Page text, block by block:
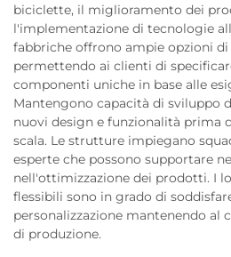
biciclette, il miglioramento dei
l'implementazione di tecnologie
fabbriche offrono ampie opzioni di
permettendo ai clienti di
componenti uniche in base alle
Mantengono capacità di sviluppo
nuovi design e funzionalità prima
scala. Le strutture impiegano
esperte che possono supportare
nell'ottimizzazione dei prodotti. I
flessibili sono in grado di
personalizzazione mantenendo al
di produzione.